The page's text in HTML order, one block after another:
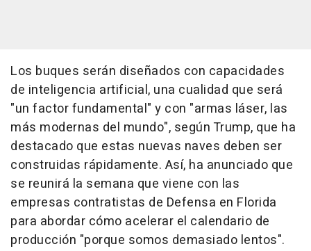
Los buques serán diseñados con capacidades
de inteligencia artificial, una cualidad que será
"un factor fundamental" y con "armas láser, las
más modernas del mundo", según Trump, que ha
destacado que estas nuevas naves deben ser
construidas rápidamente. Así, ha anunciado que
se reunirá la semana que viene con las
empresas contratistas de Defensa en Florida
para abordar cómo acelerar el calendario de
producción "porque somos demasiado lentos".